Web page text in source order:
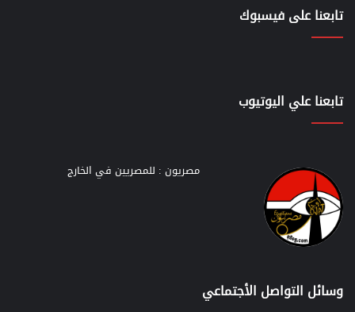
تابعنا على فيسبوك
تابعنا علي اليوتيوب
مصريون : للمصريين في الخارج
وسائل التواصل الأجتماعي